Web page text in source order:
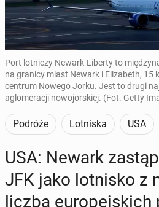
Port lotniczy Newark-Liberty to
na granicy miast Newark i Elizabeth, 15
centrum Nowego Jorku. Jest to drugi
aglomeracji nowojorskiej. (Fot. Getty
Podróże Lotniska USA
USA: Newark
JFK jako lot­ni­sko z
liczbą eu­ro­pej­skich